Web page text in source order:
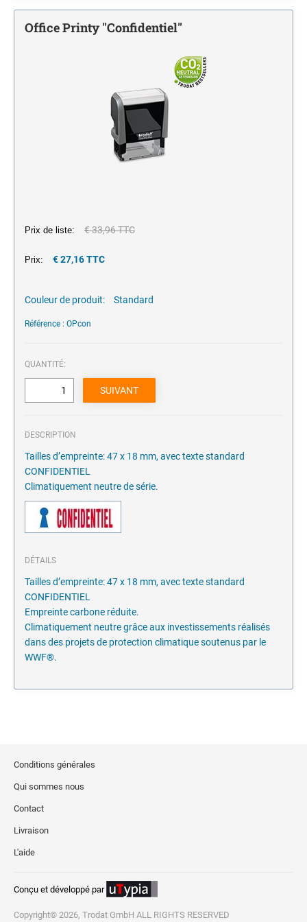
Tampons Office Printy avec texte standard Francais
Monochrome
encreurs
Encres pour tampons et porte timbres
JE MARQUE MES P'TITES AFFAIRES
Office Printy "Confidentiel"
Prix de liste: € 33,96 TTC
Prix: € 27,16 TTC
Couleur de produit: Standard
Référence : OPcon
QUANTITÉ:
DESCRIPTION
Tailles d’empreinte: 47 x 18 mm, avec texte standard
CONFIDENTIEL
Climatiquement neutre de série.
DÉTAILS
Tailles d’empreinte: 47 x 18 mm, avec texte standard
CONFIDENTIEL
Empreinte carbone réduite.
Climatiquement neutre grâce aux investissements réalisés
dans des projets de protection climatique soutenus par le
WWF®.
Conditions générales
Qui sommes nous
Contact
Livraison
L'aide
Conçu et développé par
Copyright© 2026, Trodat GmbH ALL RIGHTS RESERVED